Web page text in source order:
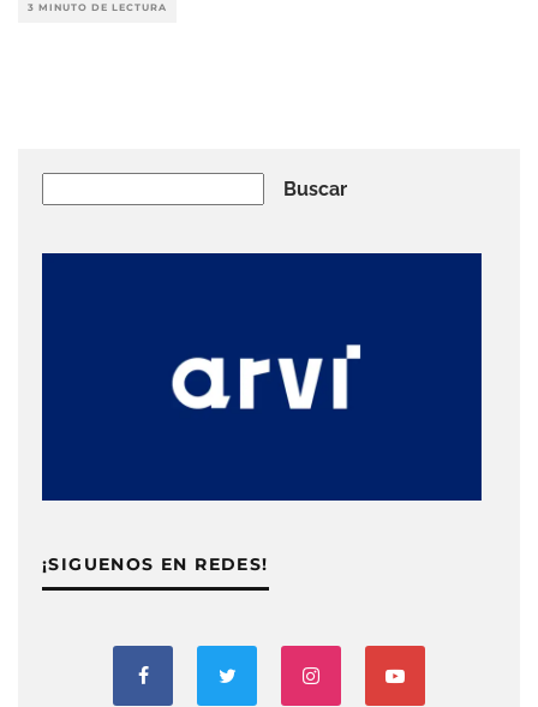
3 MINUTO DE LECTURA
Buscar
¡SIGUENOS EN REDES!